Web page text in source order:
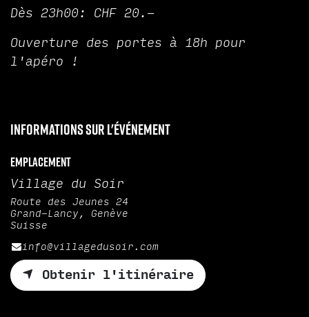
Dès 23h00: CHF 20.-
Ouverture des portes à 18h pour
l'apéro !
Informations sur l'événement
Emplacement
Village du Soir
Route des Jeunes 24
Grand-Lancy, Genève
Suisse
info@villagedusoir.com
Obtenir l'itinéraire